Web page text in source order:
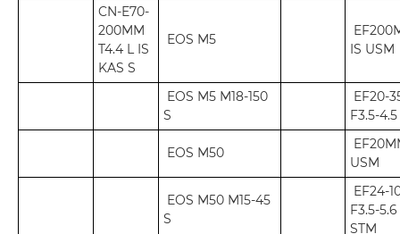
CN-E70-
200MM
T4.4 L IS
KAS S
EOS M5
IS USM
EOS M5 M18-150
S
EF20-
F3.5-
EOS M50
USM
EOS M50 M15-45
S
EF24-
F3.5-5.6
STM